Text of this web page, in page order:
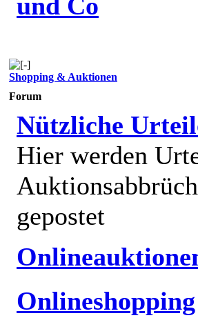
Shopping & Auktionen
Forum
Nützliche
Hier werden
gepostet
Onlineshopping